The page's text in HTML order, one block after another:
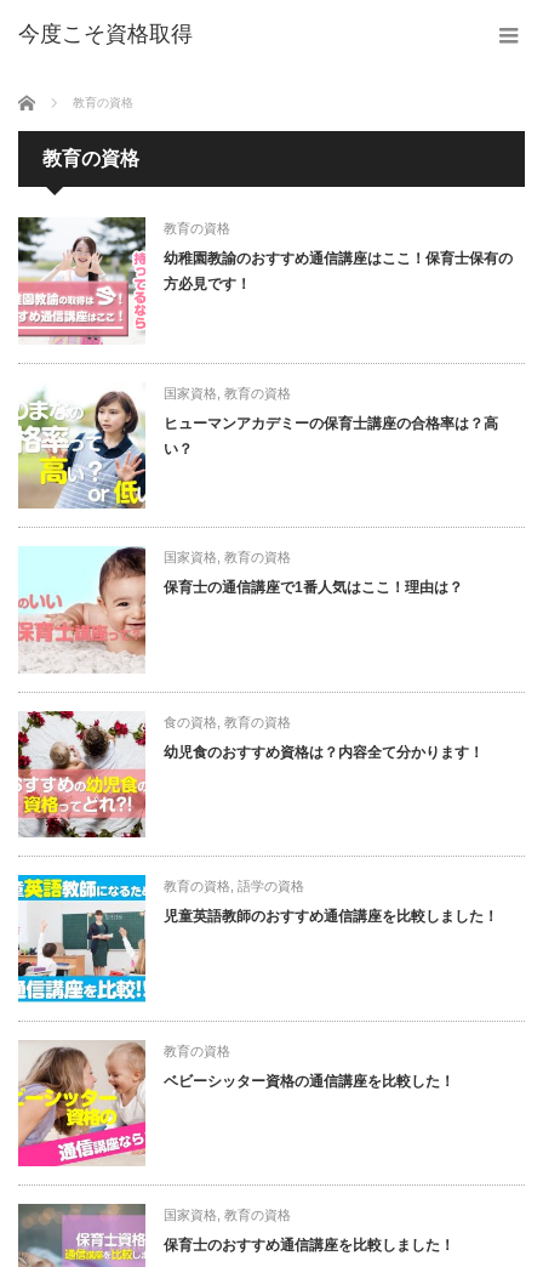
今度こそ資格取得
ホーム 教育の資格
教育の資格
教育の資格
幼稚園教諭のおすすめ通信講座はここ！保育士保有の
方必見です！
国家資格 教育の資格
ヒューマンアカデミーの保育士講座の合格率は？高
い？
国家資格 教育の資格
保育士の通信講座で1番人気はここ！理由は？
食の資格 教育の資格
幼児食のおすすめ資格は？内容全て分かります！
教育の資格 語学の資格
児童英語教師のおすすめ通信講座を比較しました！
教育の資格
ベビーシッター資格の通信講座を比較した！
国家資格 教育の資格
保育士のおすすめ通信講座を比較しました！